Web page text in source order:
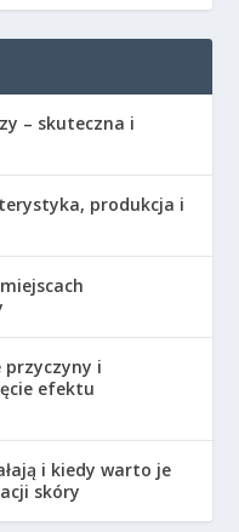
– skuteczna i
produkcja i
przyczyny i
efektu
i kiedy warto je
skóry